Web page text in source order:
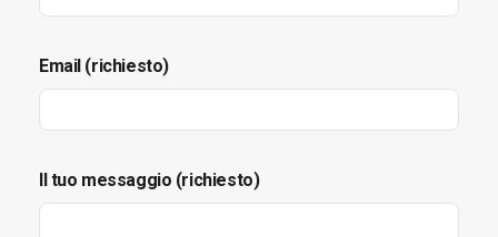
Email (richiesto)
Il tuo messaggio (richiesto)